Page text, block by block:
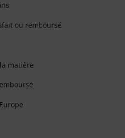
ou remboursé
matière